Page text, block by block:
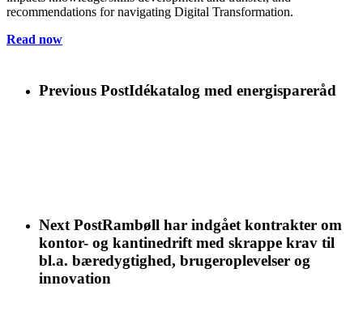
recommendations for navigating Digital Transformation.
Read now
Previous PostIdékatalog med energispareråd
Next PostRambøll har indgået kontrakter om
kontor- og kantinedrift med skrappe krav til
bl.a. bæredygtighed, brugeroplevelser og
innovation